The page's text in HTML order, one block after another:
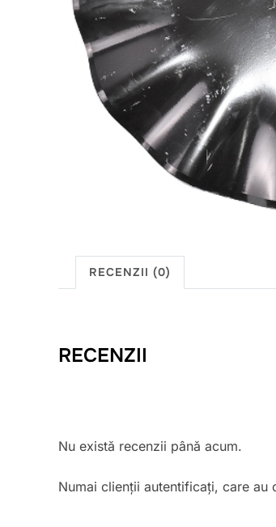
RECENZII (0)
RECENZII
Nu există recenzii până acum.
Numai clienții autentificați, care